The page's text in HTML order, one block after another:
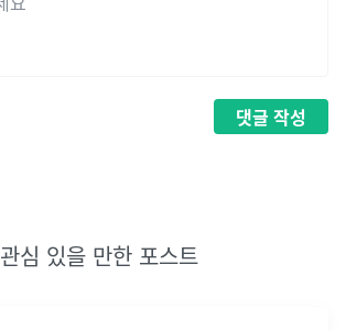
댓글 작성
관심 있을 만한 포스트